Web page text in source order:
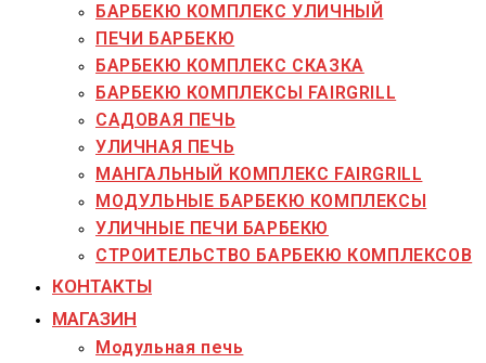
БАРБЕКЮ КОМПЛЕКС УЛИЧНЫЙ
ПЕЧИ БАРБЕКЮ
БАРБЕКЮ КОМПЛЕКС СКАЗКА
БАРБЕКЮ КОМПЛЕКСЫ FAIRGRILL
САДОВАЯ ПЕЧЬ
УЛИЧНАЯ ПЕЧЬ
МАНГАЛЬНЫЙ КОМПЛЕКС FAIRGRILL
МОДУЛЬНЫЕ БАРБЕКЮ КОМПЛЕКСЫ
УЛИЧНЫЕ ПЕЧИ БАРБЕКЮ
СТРОИТЕЛЬСТВО БАРБЕКЮ КОМПЛЕКСОВ
КОНТАКТЫ
МАГАЗИН
Модульная печь